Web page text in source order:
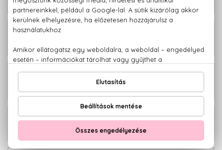
hajpakolás 200 ml
BIO
Marokkói Argánolaj
Szemkörnyékápoló szérum 30 ml
Marokkói Argánolaj Testápoló 200 ml
3.370 Ft